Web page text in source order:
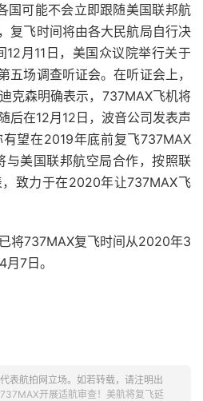
国可能不会立即跟随美国联邦航
复飞时间将由各大民航局自行决
12月11日，美国众议院举行关于
五场调查听证会。在听证会上，
克森明确表示，737MAX飞机将
后在12月12日，波音公司发表声
望在2019年底前复飞737MAX
与美国联邦航空局合作，按照联
致力于在2020年让737MAX飞
将737MAX复飞时间从2020年3
7日。
表航拍网立场。如若转载，请注明出
开展适航审查！美航将复飞延